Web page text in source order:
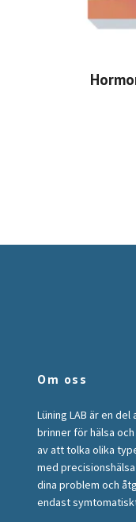
Om oss
Lüning LAB är en del
brinner för hälsa
av att tolka olika
med
dina problem och
endast